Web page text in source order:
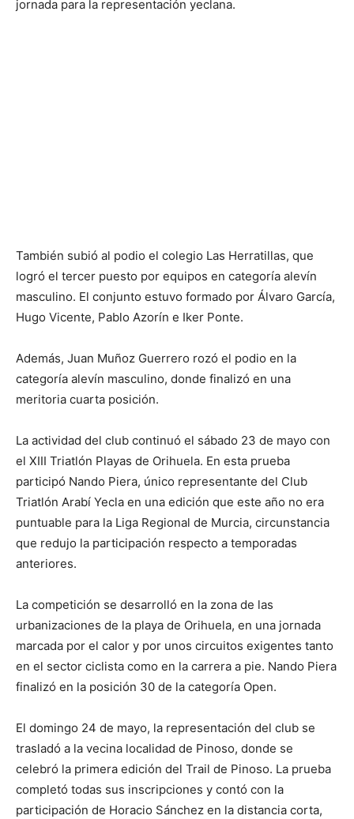
jornada para la representación yeclana.
También subió al podio el colegio Las Herratillas, que
logró el tercer puesto por equipos en categoría alevín
masculino. El conjunto estuvo formado por Álvaro García,
Hugo Vicente, Pablo Azorín e Iker Ponte.
Además, Juan Muñoz Guerrero rozó el podio en la
categoría alevín masculino, donde finalizó en una
meritoria cuarta posición.
La actividad del club continuó el sábado 23 de mayo con
el XIII Triatlón Playas de Orihuela. En esta prueba
participó Nando Piera, único representante del Club
Triatlón Arabí Yecla en una edición que este año no era
puntuable para la Liga Regional de Murcia, circunstancia
que redujo la participación respecto a temporadas
anteriores.
La competición se desarrolló en la zona de las
urbanizaciones de la playa de Orihuela, en una jornada
marcada por el calor y por unos circuitos exigentes tanto
en el sector ciclista como en la carrera a pie. Nando Piera
finalizó en la posición 30 de la categoría Open.
El domingo 24 de mayo, la representación del club se
trasladó a la vecina localidad de Pinoso, donde se
celebró la primera edición del Trail de Pinoso. La prueba
completó todas sus inscripciones y contó con la
participación de Horacio Sánchez en la distancia corta,